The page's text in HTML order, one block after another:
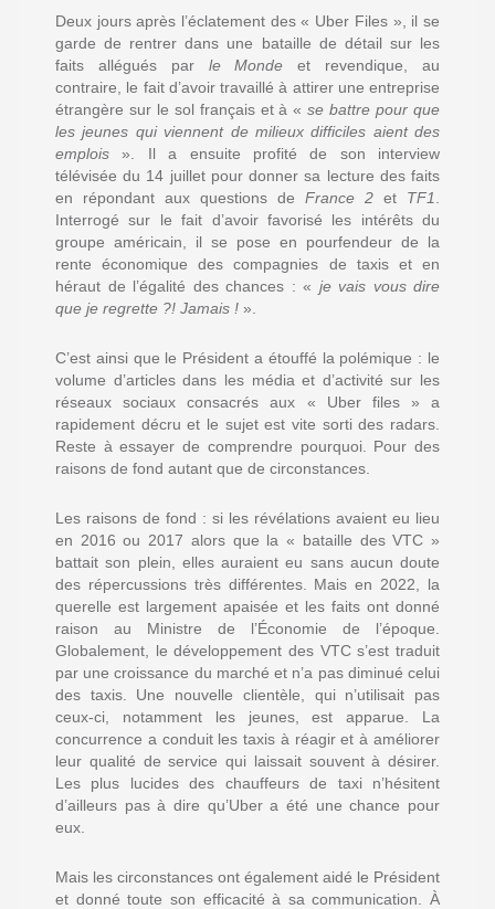
Deux jours après l’éclatement des « Uber Files », il se
garde de rentrer dans une bataille de détail sur les
faits allégués par le Monde et revendique, au
contraire, le fait d’avoir travaillé à attirer une entreprise
étrangère sur le sol français et à «se battre pour que
les jeunes qui viennent de milieux difficiles aient des
emplois». Il a ensuite profité de son interview
télévisée du 14 juillet pour donner sa lecture des faits
en répondant aux questions de France 2 et TF1
Interrogé sur le fait d’avoir favorisé les intérêts du
groupe américain, il se pose en pourfendeur de la
rente économique des compagnies de taxis et en
héraut de l’égalité des chances : « je vais vous dire
que je regrette ?! Jamais ! ».
C’est ainsi que le Président a étouffé la polémique : le
volume d’articles dans les média et d’activité sur les
réseaux sociaux consacrés aux « Uber files » a
rapidement décru et le sujet est vite sorti des radars.
Reste à essayer de comprendre pourquoi. Pour des
raisons de fond autant que de circonstances.
Les raisons de fond : si les révélations avaient eu lieu
en 2016 ou 2017 alors que la « bataille des VTC »
battait son plein, elles auraient eu sans aucun doute
des répercussions très différentes. Mais en 2022, la
querelle est largement apaisée et les faits ont donné
raison au Ministre de l’Économie de l’époque.
Globalement, le développement des VTC s’est traduit
par une croissance du marché et n’a pas diminué celui
des taxis. Une nouvelle clientèle, qui n’utilisait pas
ceux-ci, notamment les jeunes, est apparue. La
concurrence a conduit les taxis à réagir et à améliorer
leur qualité de service qui laissait souvent à désirer.
Les plus lucides des chauffeurs de taxi n’hésitent
d’ailleurs pas à dire qu’Uber a été une chance pour
eux.
Mais les circonstances ont également aidé le Président
et donné toute son efficacité à sa communication. À